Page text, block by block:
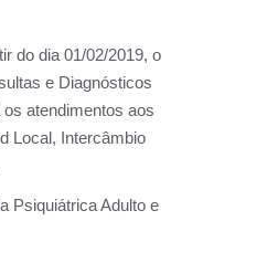
do dia 01/02/2019, o
e Diagnósticos
atendimentos aos
Local, Intercâmbio
Psiquiátrica Adulto e